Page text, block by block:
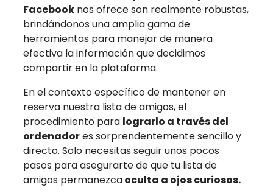
Facebook nos ofrece son realmente robustas,
brindándonos una amplia gama de
herramientas para manejar de manera
efectiva la información que decidimos
compartir en la plataforma.
En el contexto específico de mantener en
reserva nuestra lista de amigos, el
procedimiento para lograrlo a través del
ordenadores sorprendentemente sencillo y
directo. Solo necesitas seguir unos pocos
pasos para asegurarte de que tu lista de
amigos permanezcaoculta a ojos curiosos.